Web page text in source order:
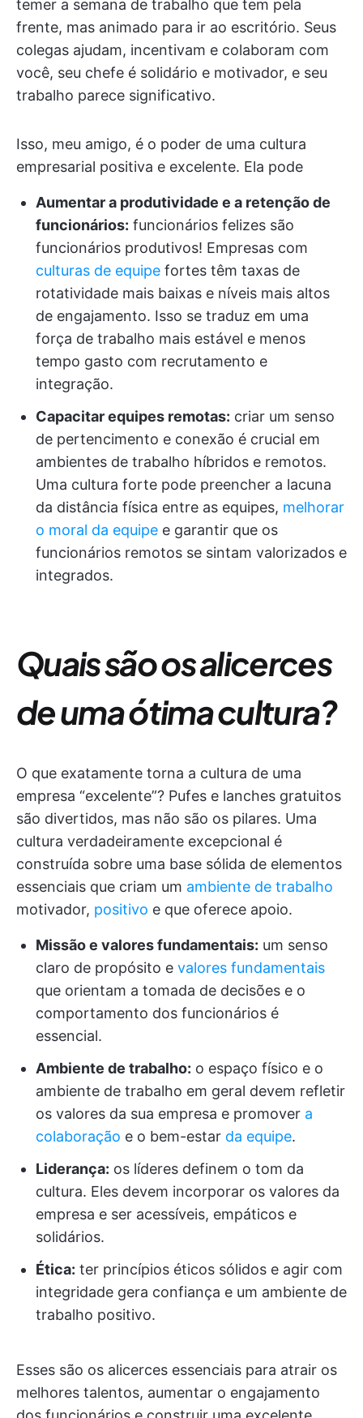
temer a semana de trabalho que tem pela
frente, mas animado para ir ao escritório. Seus
colegas ajudam, incentivam e colaboram com
você, seu chefe é solidário e motivador, e seu
trabalho parece significativo.
Isso, meu amigo, é o poder de uma cultura
empresarial positiva e excelente. Ela pode
Aumentar a produtividade e a retenção de
funcionários: funcionários felizes são
funcionários produtivos! Empresas com
culturas de equipe fortes têm taxas de
rotatividade mais baixas e níveis mais altos
de engajamento. Isso se traduz em uma
força de trabalho mais estável e menos
tempo gasto com recrutamento e
integração.
Capacitar equipes remotas: criar um senso
de pertencimento e conexão é crucial em
ambientes de trabalho híbridos e remotos.
Uma cultura forte pode preencher a lacuna
da distância física entre as equipes, melhorar
o moral da equipe e garantir que os
funcionários remotos se sintam valorizados e
integrados.
Quais são os alicerces
de uma ótima cultura?
O que exatamente torna a cultura de uma
empresa “excelente”? Pufes e lanches gratuitos
são divertidos, mas não são os pilares. Uma
cultura verdadeiramente excepcional é
construída sobre uma base sólida de elementos
essenciais que criam um ambiente de trabalho
motivador, positivo e que oferece apoio.
Missão e valores fundamentais: um senso
claro de propósito e valores fundamentais
que orientam a tomada de decisões e o
comportamento dos funcionários é
essencial.
Ambiente de trabalho: o espaço físico e o
ambiente de trabalho em geral devem refletir
os valores da sua empresa e promover a
colaboração e o bem-estar da equipe.
Liderança: os líderes definem o tom da
cultura. Eles devem incorporar os valores da
empresa e ser acessíveis, empáticos e
solidários.
Ética: ter princípios éticos sólidos e agir com
integridade gera confiança e um ambiente de
trabalho positivo.
Esses são os alicerces essenciais para atrair os
melhores talentos, aumentar o engajamento